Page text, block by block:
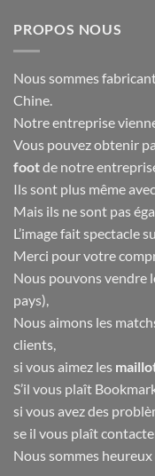
PROPOS NOUS
Nous sommes
Chine.
Notre entreprise
Vous pouvez obtenir
footde notre
Ils sont plus même
Mais ils ne sont pas
L’image fait spectacle
Merci pour votre
Nous pouvons vendre
pays),
Nous aimons les
clients,
si vous aimez les
S’il vous plaît
si vous avez des
se il vous plaît
Nous sommes